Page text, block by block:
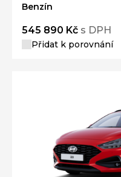
Benzín
545 890 Kč s DPH
Přidat k porovnání